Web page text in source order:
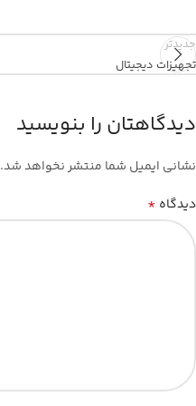
جدیدتر
تجهیزات دیجیتال
دیدگاهتان را بنویسید
نشانی ایمیل شما منتشر نخواهد شد.
دیدگاه *